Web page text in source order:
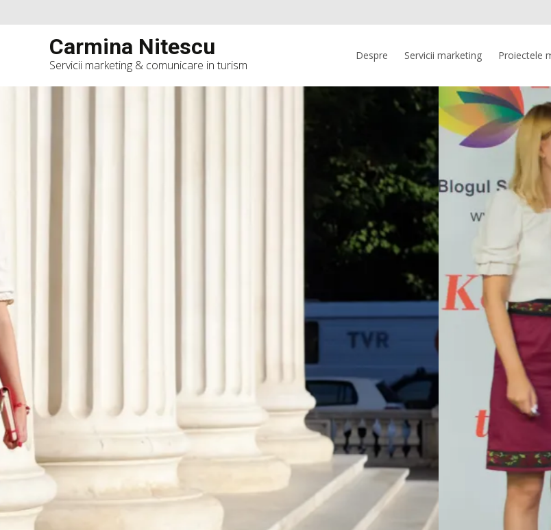
Carmina Nitescu
Servicii marketing & comunicare in turism
toDespre Servicii marketing Proiectele
Organizare evenimente
Organizare workshopuri, traininguri si alte evenimente